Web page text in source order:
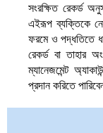
সংরক্ষিত রেকর্ড
এইরূপ ব্যক্তিকে
ফরমে ও পদ্ধতিতে
রেকর্ড বা তাহার
ম্যানেজমেন্ট
প্রদান করিতে